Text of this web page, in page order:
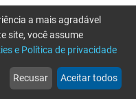
web
Notícias
more_horiz
Mais
a mais agradável
site, você assume
e Política de privacidade
Recusar Aceitar todos
tente novamente